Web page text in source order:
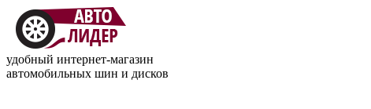
удобный интернет-магазин
автомобильных шин и дисков